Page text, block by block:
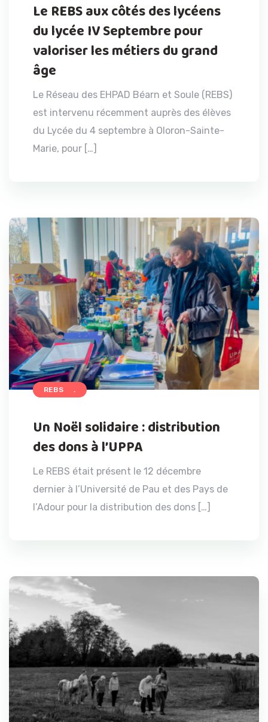
Le REBS aux côtés des lycéens
du lycée IV Septembre pour
valoriser les métiers du grand
âge
Le Réseau des EHPAD Béarn et Soule (REBS)
est intervenu récemment auprès des élèves
du Lycée du 4 septembre à Oloron-Sainte-
Marie, pour […]
ACCUEIL
REBS
Un Noël solidaire : distribution
des dons à l’UPPA
Le REBS était présent le 12 décembre
dernier à l’Université de Pau et des Pays de
l’Adour pour la distribution des dons […]